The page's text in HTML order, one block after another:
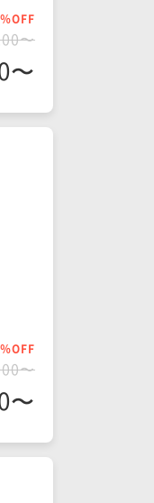
OFF
〜
〜
OFF
〜
〜